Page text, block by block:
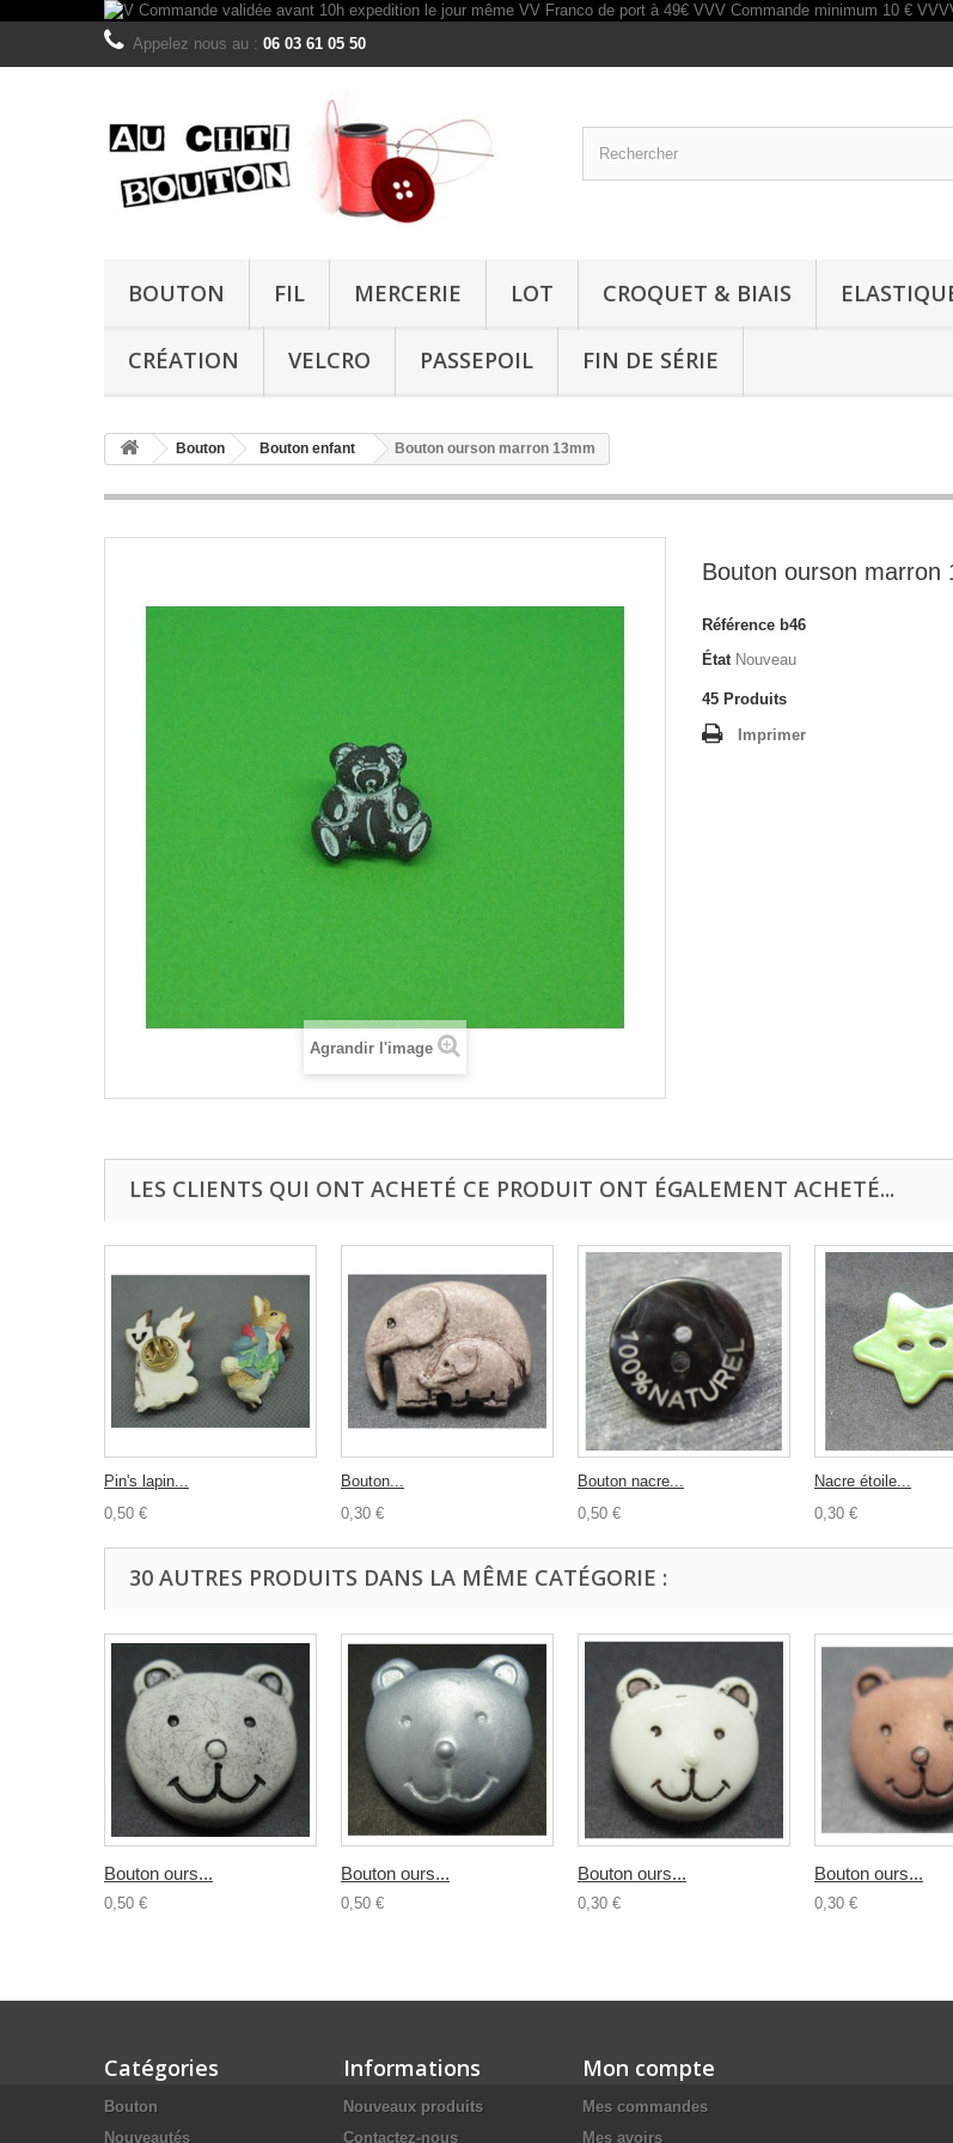
Appelez nous au : 06 03 61 05 50
BOUTON FIL MERCERIE LOT CROQUET & BIAIS
CRÉATION VELCRO PASSEPOIL FIN DE SÉRIE
Bouton Bouton enfant Bouton ourson marron 13mm
Agrandir l'image
Bouton ourson marron
Référence b46
État Nouveau
45 Produits
Imprimer
LES CLIENTS QUI ONT ACHETÉ CE PRODUIT ONT ÉGALEMENT ACHETÉ...
Pin's lapin...
0,50 €
Bouton...
0,30 €
Bouton nacre...
0,50 €
Nacre étoile...
0,30 €
30 AUTRES PRODUITS DANS LA MÊME CATÉGORIE :
Bouton ours...
0,50 €
Bouton ours...
0,50 €
Bouton ours...
0,30 €
Bouton ours...
0,30 €
Catégories
Bouton
Nouveautés
Informations
Nouveaux produits
Contactez-nous
Mon compte
Mes commandes
Mes avoirs